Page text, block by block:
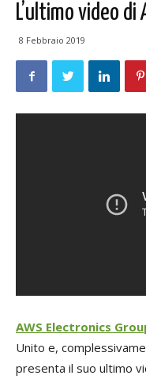
L’ultimo video di
8 Febbraio 2019
AWS Electronics
Unito e,
presenta il suo ultimo